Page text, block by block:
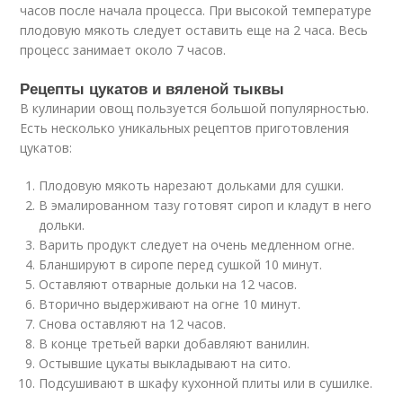
часов после начала процесса. При высокой температуре
плодовую мякоть следует оставить еще на 2 часа. Весь
процесс занимает около 7 часов.
Рецепты цукатов и вяленой тыквы
В кулинарии овощ пользуется большой популярностью.
Есть несколько уникальных рецептов приготовления
цукатов:
Плодовую мякоть нарезают дольками для сушки.
В эмалированном тазу готовят сироп и кладут в него
дольки.
Варить продукт следует на очень медленном огне.
Бланшируют в сиропе перед сушкой 10 минут.
Оставляют отварные дольки на 12 часов.
Вторично выдерживают на огне 10 минут.
Снова оставляют на 12 часов.
В конце третьей варки добавляют ванилин.
Остывшие цукаты выкладывают на сито.
Подсушивают в шкафу кухонной плиты или в сушилке.